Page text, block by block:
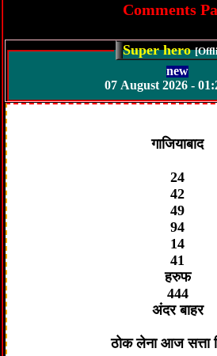
Comments
Super hero
new
07 August 2026 -
गाजियाबाद
24
42
49
94
14
41
हरुफ
444
अंदर बाहर